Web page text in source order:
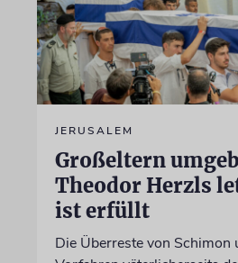
JERUSALEM
Großeltern
Theodor Herzls
ist erfüllt
Die Überreste von Schimon